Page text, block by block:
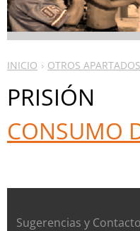
INICIO OTROS APARTADOS
PRISIÓN
CONSUMO
Sugerencias y Contacto